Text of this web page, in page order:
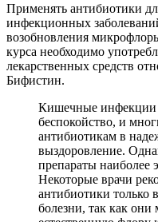
Применять антибиотики
инфекционных
возобновления
курса необходимо
лекарственных средств
Бифистин.
Кишечные инфекции
беспокойство, и
антибиотикам в
выздоровление.
препараты наиболее
Некоторые врачи
антибиотики только
болезни, так как они